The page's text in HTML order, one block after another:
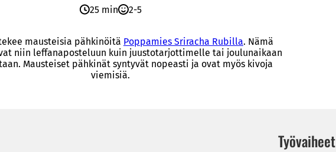
25 min 2-5
mausteisia pähkinöitä Poppamies Sriracha Rubilla. Nämä
niin leffanaposteluun kuin juustotarjottimelle tai joulunaikaan
Mausteiset pähkinät syntyvät nopeasti ja ovat myös kivoja
viemisiä.
Työvaiheet